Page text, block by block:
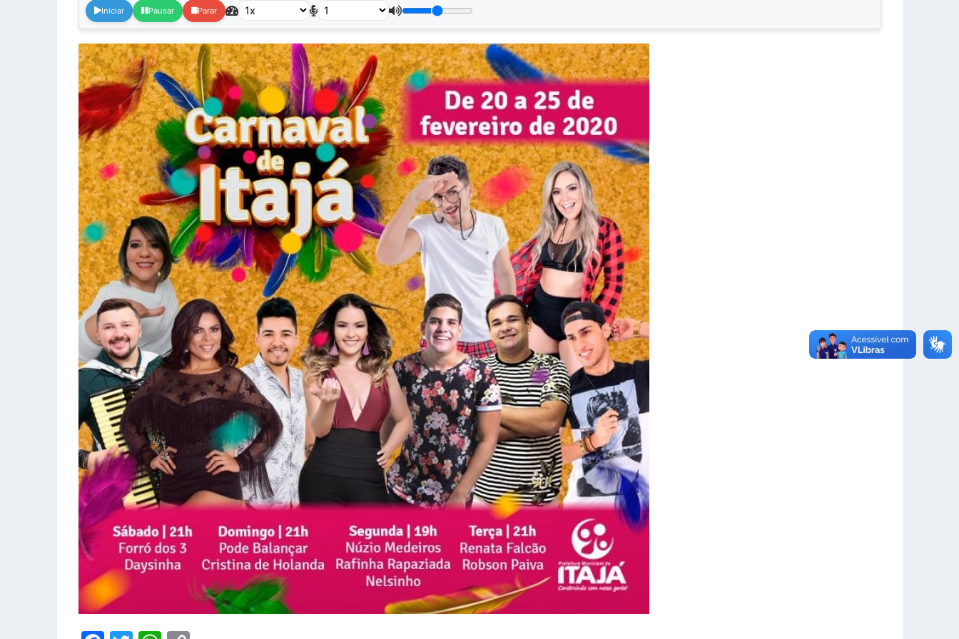
Iniciar Pausar Parar